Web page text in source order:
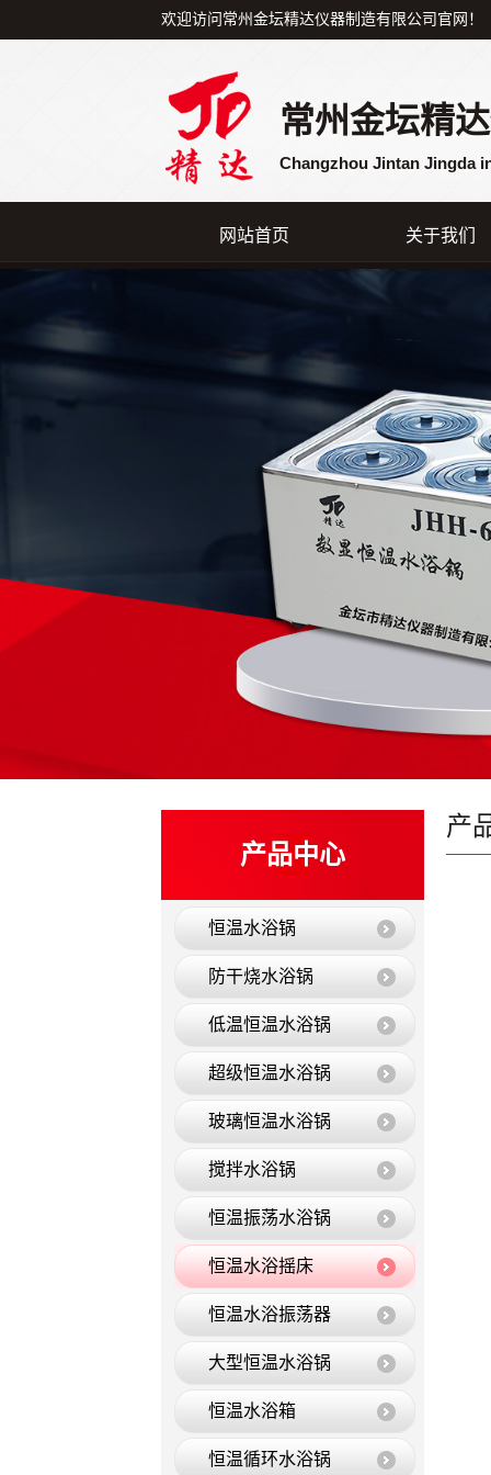
欢迎访问常州金坛精达仪器制造有限公司官网！
常州金坛精
Changzhou Jintan Jingda
网站首页 关于我们
产品中心
恒温水浴锅
防干烧水浴锅
低温恒温水浴锅
超级恒温水浴锅
玻璃恒温水浴锅
搅拌水浴锅
恒温振荡水浴锅
恒温水浴摇床
恒温水浴振荡器
大型恒温水浴锅
恒温水浴箱
恒温循环水浴锅
产